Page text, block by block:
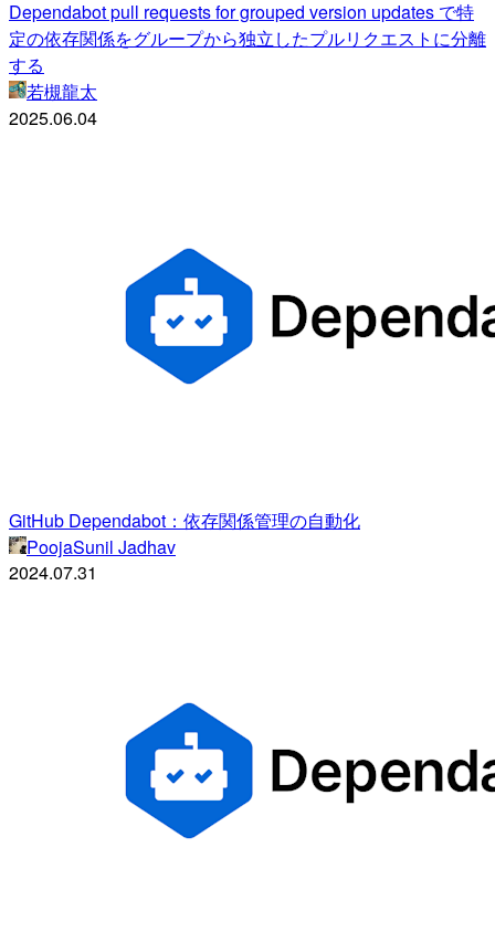
Dependabot pull requests for grouped version updates で特
定の依存関係をグループから独立したプルリクエストに分離
する
若槻龍太
2025.06.04
GitHub Dependabot：依存関係管理の自動化
PoojaSunil Jadhav
2024.07.31